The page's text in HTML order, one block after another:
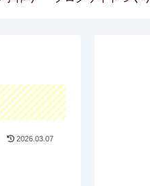
2026.03.07